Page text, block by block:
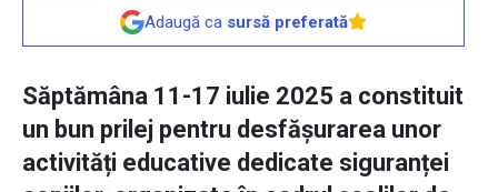
Adaugă ca sursă preferată
Săptămâna 11-17 iulie 2025 a constituit
un bun prilej pentru desfășurarea unor
activități educative dedicate siguranței